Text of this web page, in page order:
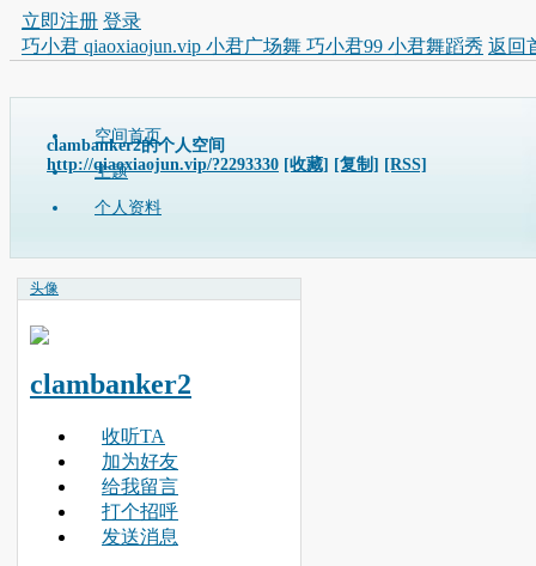
立即注册 登录
巧小君 qiaoxiaojun.vip 小君广场舞 巧小君99 小君舞蹈秀 返回
clambanker2的个人空间
http://qiaoxiaojun.vip/?2293330 [收藏] [复制] [RSS]
空间首页
主题
个人资料
头像
clambanker2
收听TA
加为好友
给我留言
打个招呼
发送消息